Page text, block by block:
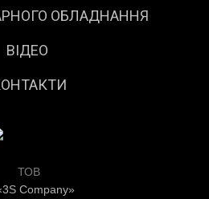
ОБЛАДНАННЯ
ВІДЕО
ТОВ
Company»